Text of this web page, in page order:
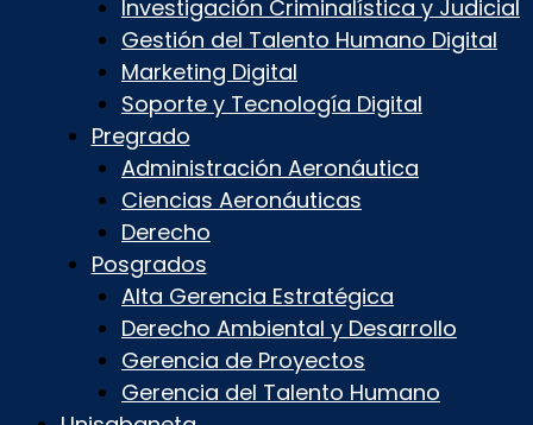
Investigación Criminalística y Judicial
Gestión del Talento Humano Digital
Marketing Digital
Soporte y Tecnología Digital
Pregrado
Administración Aeronáutica
Ciencias Aeronáuticas
Derecho
Posgrados
Alta Gerencia Estratégica
Derecho Ambiental y Desarrollo
Gerencia de Proyectos
Gerencia del Talento Humano